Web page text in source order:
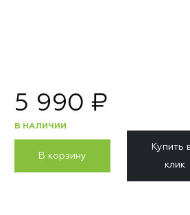
5 990 ₽
В НАЛИЧИИ
В корзину
Купить
клик